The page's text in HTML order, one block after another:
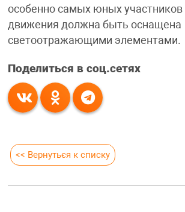
особенно самых юных
движения должна быть оснащена
светоотражающими элементами.
Поделиться в соц.сетях
<< Вернуться к списку